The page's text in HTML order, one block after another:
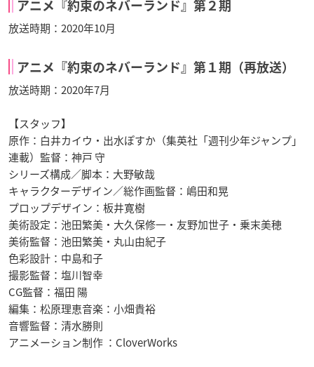
アニメ『約束のネバーランド』第２期
放送時期：2020年10月
アニメ『約束のネバーランド』第１期（再放送）
放送時期：2020年7月
【スタッフ】
原作：白井カイウ・出水ぽすか（集英社「週刊少年ジャンプ」
連載）監督：神戸 守
シリーズ構成／脚本：大野敏哉
キャラクターデザイン／総作画監督：嶋田和晃
プロップデザイン：板井寛樹
美術設定：池田繁美・大久保修一・友野加世子・乗末美穂
美術監督：池田繁美・丸山由紀子
色彩設計：中島和子
撮影監督：塩川智幸
CG監督：福田 陽
編集：松原理恵音楽：小畑貴裕
音響監督：清水勝則
アニメーション制作 ：CloverWorks